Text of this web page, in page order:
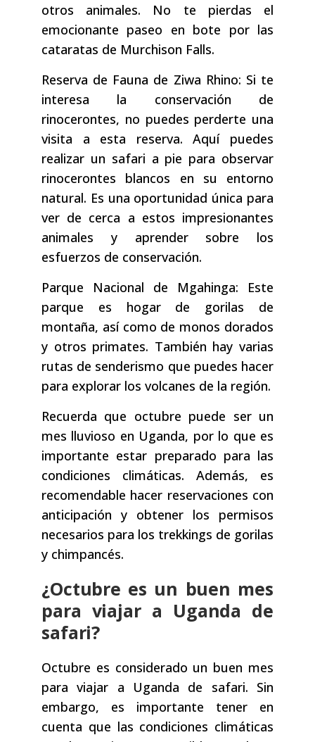
otros animales. No te pierdas el
emocionante paseo en bote por las
cataratas de Murchison Falls.
Reserva de Fauna de Ziwa Rhino: Si te
interesa la conservación de
rinocerontes, no puedes perderte una
visita a esta reserva. Aquí puedes
realizar un safari a pie para observar
rinocerontes blancos en su entorno
natural. Es una oportunidad única para
ver de cerca a estos impresionantes
animales y aprender sobre los
esfuerzos de conservación.
Parque Nacional de Mgahinga: Este
parque es hogar de gorilas de
montaña, así como de monos dorados
y otros primates. También hay varias
rutas de senderismo que puedes hacer
para explorar los volcanes de la región.
Recuerda que octubre puede ser un
mes lluvioso en Uganda, por lo que es
importante estar preparado para las
condiciones climáticas. Además, es
recomendable hacer reservaciones con
anticipación y obtener los permisos
necesarios para los trekkings de gorilas
y chimpancés.
¿Octubre es un buen mes
para viajar a Uganda de
safari?
Octubre es considerado un buen mes
para viajar a Uganda de safari. Sin
embargo, es importante tener en
cuenta que las condiciones climáticas